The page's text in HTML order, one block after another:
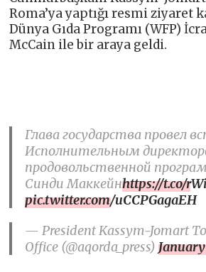
Roma’ya yaptığı resmi ziyaret
Dünya Gıda Programı (WFP)
McCain ile bir araya geldi.
Глава государства провел
Исполнительным
продовольственной
Синди Маккейнhttps://t.co/
pic.twitter.com/uCCPGagaEH
— President Kassym-Jomart
Office (@aqorda_press)